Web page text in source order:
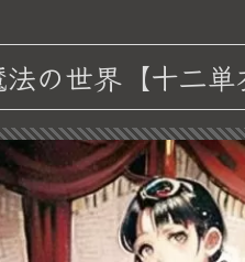
の世界【十二単